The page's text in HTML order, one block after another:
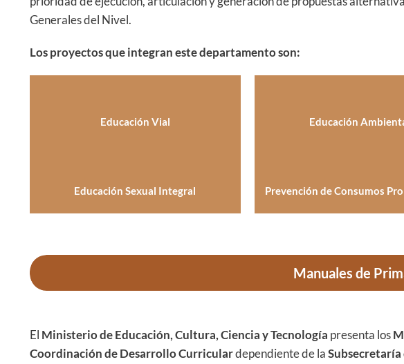
Generales del Nivel.
Los proyectos que integran este departamento son:
Educación Vial Educación
Educación Sexual Integral Prevención de Consumos
Manuales de
El Ministerio de Educación, Cultura, Ciencia y Tecnología presenta los
Coordinación de Desarrollo Curriculardependiente de la